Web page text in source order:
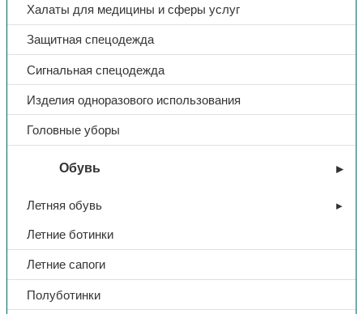
Халаты для медицины и сферы услуг
Защитная спецодежда
Сигнальная спецодежда
Изделия одноразового использования
Головные уборы
Обувь
Летняя обувь
Летние ботинки
Летние сапоги
Полуботинки